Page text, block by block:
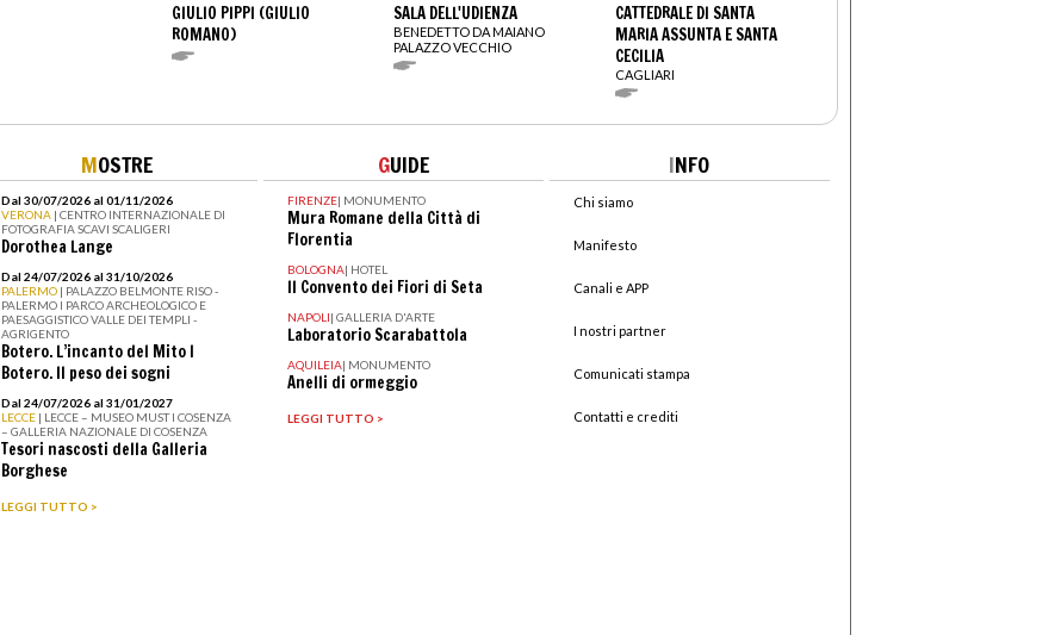
GIULIO PIPPI (GIULIO
ROMANO)
SALA DELL'UDIENZA
BENEDETTO DA MAIANO
PALAZZO VECCHIO
CATTEDRALE DI SANTA
MARIA ASSUNTA E SANTA
CECILIA
CAGLIARI
MOSTRE
Dal 30/07/2026 al 01/11/2026
VERONA | CENTRO INTERNAZIONALE DI
FOTOGRAFIA SCAVI SCALIGERI
Dorothea Lange
Dal 24/07/2026 al 31/10/2026
PALERMO | PALAZZO BELMONTE RISO -
PALERMO I PARCO ARCHEOLOGICO E
PAESAGGISTICO VALLE DEI TEMPLI -
AGRIGENTO
Botero. L’incanto del Mito I
Botero. Il peso dei sogni
Dal 24/07/2026 al 31/01/2027
LECCE | LECCE – MUSEO MUST I COSENZA
– GALLERIA NAZIONALE DI COSENZA
Tesori nascosti della Galleria
Borghese
LEGGI TUTTO >
GUIDE
FIRENZE| MONUMENTO
Mura Romane della Città di
Florentia
BOLOGNA| HOTEL
Il Convento dei Fiori di Seta
NAPOLI| GALLERIA D'ARTE
Laboratorio Scarabattola
AQUILEIA| MONUMENTO
Anelli di ormeggio
LEGGI TUTTO >
INFO
Chi siamo
Manifesto
Canali e APP
I nostri partner
Comunicati stampa
Contatti e crediti